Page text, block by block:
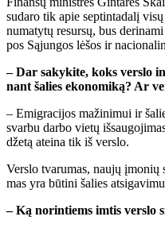
su­da­ro tik apie sep­tin­ta­da­lį
nu­ma­ty­tų re­sur­sų, bus
pos Są­jun­gos lė­šos ir
– Dar sa­ky­ki­te, koks ver­slo
nant ša­lies eko­no­mi­ką? Ar
– Emig­ra­ci­jos ma­ži­ni­mui ir
svar­bu dar­bo vie­tų
dže­tą at­ei­na tik iš ver­slo.
Ver­slo tva­ru­mas, nau­jų
mas yra bū­ti­ni ša­lies
– Ką no­rin­tiems im­tis ver­slo